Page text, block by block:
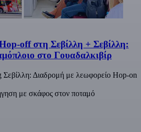
off στη Σεβίλλη + Σεβίλλη:
στο Γουαδαλκιβίρ
Σεβίλλη: Διαδρομή με λεωφορείο Hop-on
με σκάφος στον ποταμό